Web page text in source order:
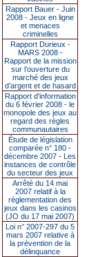
Rapport Bauer - Juin
2008 - Jeux en ligne
et menaces
criminelles
Rapport Durieux -
MARS 2008 -
Rapport de la mission
sur l’ouverture du
marché des jeux
d’argent et de hasard
Rapport d'information
du 6 février 2008 - le
monopole des jeux au
regard des règles
communautaires
Étude de législation
comparée n° 180 -
décembre 2007 - Les
instances de contrôle
du secteur des jeux
Arrêté du 14 mai
2007 relatif à la
réglementation des
jeux dans les casinos
(JO du 17 mai 2007)
Loi n° 2007-297 du 5
mars 2007 relative à
la prévention de la
délinquance